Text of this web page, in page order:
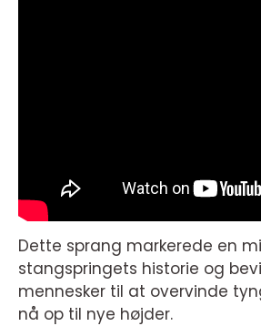
Dette sprang markerede en
stangspringets historie og
mennesker til at overvinde
nå op til nye højder.